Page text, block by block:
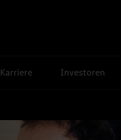
Karriere Investoren